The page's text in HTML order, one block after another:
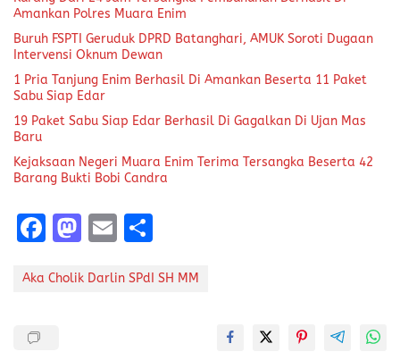
Amankan Polres Muara Enim
Buruh FSPTI Geruduk DPRD Batanghari, AMUK Soroti Dugaan
Intervensi Oknum Dewan
1 Pria Tanjung Enim Berhasil Di Amankan Beserta 11 Paket
Sabu Siap Edar
19 Paket Sabu Siap Edar Berhasil Di Gagalkan Di Ujan Mas
Baru
Kejaksaan Negeri Muara Enim Terima Tersangka Beserta 42
Barang Bukti Bobi Candra
F
ce
M
st
E
ai a
Aka Cholik Darlin SPdI SH MM